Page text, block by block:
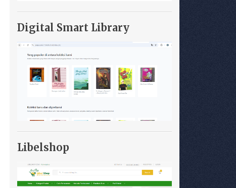
Digital Smart Library
Libelshop